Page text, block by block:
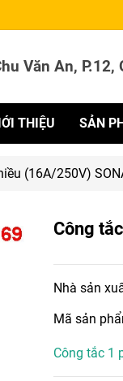
Văn An, P.12,
THIỆU SẢN
(16A/250V)
Công
Nhà sản
Mã sản
Công tắc 1